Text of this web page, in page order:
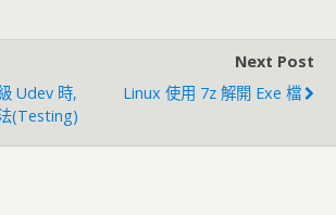
Udev 時,
(testing)
Next Post
Linux 使用 7z 解開 Exe 檔